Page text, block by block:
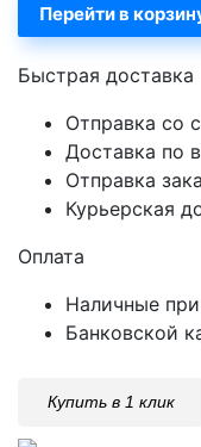
Перейти в
Быстрая доставка
Отправка со
Доставка по
Отправка
Курьерская
Оплата
Наличные
Банковской
Купить в 1 клик